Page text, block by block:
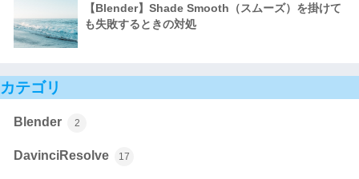
【Blender】Shade Smooth（スムーズ）を掛けて
も失敗するときの対処
カテゴリ
Blender 2
DavinciResolve 17